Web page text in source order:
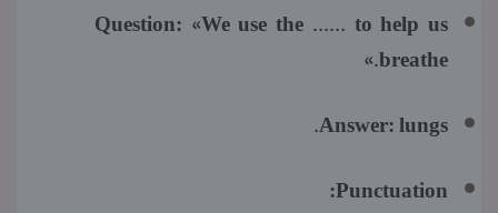
Question: «We use the ...... to help us
breathe.»
Answer:lungs.
Punctuation: